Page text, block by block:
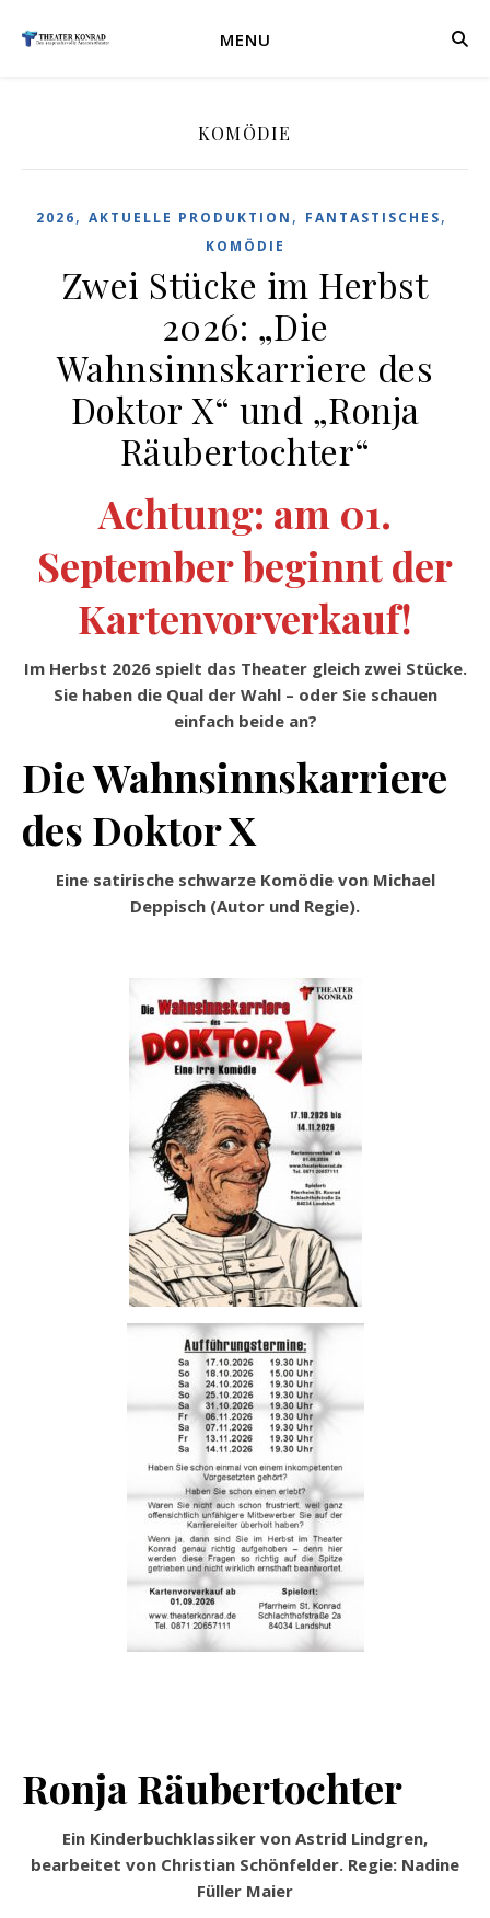
MENU
KOMÖDIE
2026, AKTUELLE PRODUKTION , FANTASTISCHES,
KOMÖDIE
Zwei Stücke im Herbst
2026: „Die
Wahnsinnskarriere des
Doktor X“ und „Ronja
Räubertochter“
Achtung: am 01.
September beginnt der
Kartenvorverkauf!
Im Herbst 2026 spielt das Theater gleich zwei Stücke.
Sie haben die Qual der Wahl – oder Sie schauen
einfach beide an?
Die Wahnsinnskarriere
des Doktor X
Eine satirische schwarze Komödie von Michael
Deppisch (Autor und Regie).
Ronja Räubertochter
Ein Kinderbuchklassiker von Astrid Lindgren,
bearbeitet von Christian Schönfelder. Regie: Nadine
Füller Maier